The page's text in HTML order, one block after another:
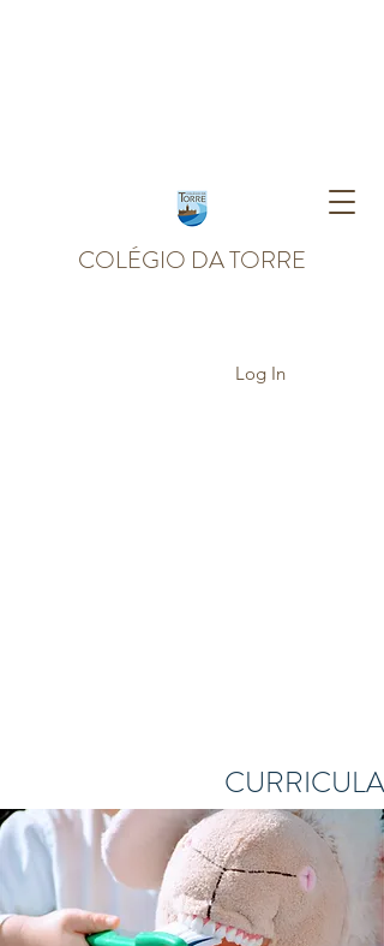
COLÉGIO DA TORRE
Log In